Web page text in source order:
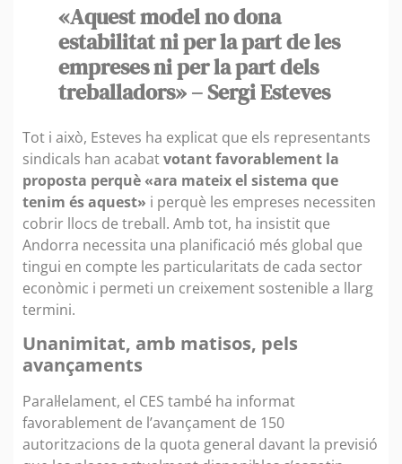
«Aquest model no dona
estabilitat ni per la part de les
empreses ni per la part dels
treballadors» – Sergi Esteves
Tot i això, Esteves ha explicat que els representants
sindicals han acabatvotant favorablement la
proposta perquè «ara mateix el sistema que
tenim és aquest» i perquè les empreses necessiten
cobrir llocs de treball. Amb tot, ha insistit que
Andorra necessita una planificació més global que
tingui en compte les particularitats de cada sector
econòmic i permeti un creixement sostenible a llarg
termini.
Unanimitat, amb matisos, pels
avançaments
Paral·lelament, el CES també ha informat
favorablement de l’avançament de 150
autoritzacions de la quota general davant la previsió